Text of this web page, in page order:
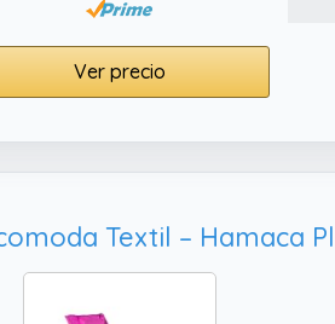
Ver precio